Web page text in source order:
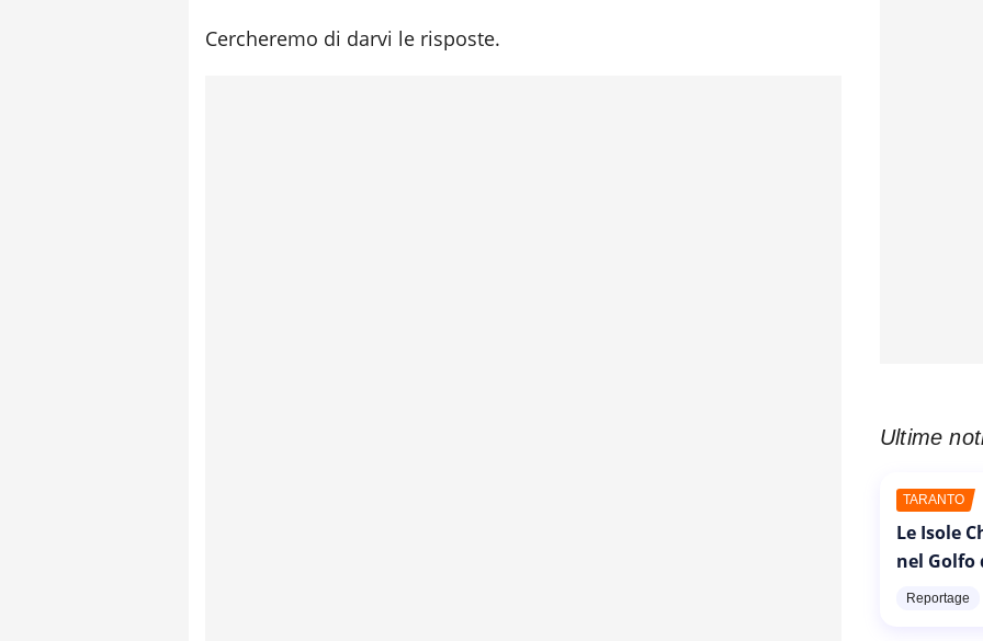
Cercheremo di darvi le risposte.
Ultime
TARANTO
Le Isole
nel Golfo
Reportage